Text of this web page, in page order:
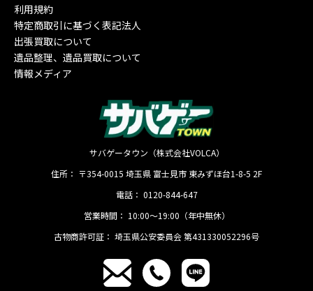
利用規約
特定商取引に基づく表記法人
出張買取について
遺品整理、遺品買取について
情報メディア
サバゲータウン（株式会社VOLCA）
住所： 〒354-0015 埼玉県 富士見市 東みずほ台1-8-5 2F
電話： 0120-844-647
営業時間： 10:00〜19:00（年中無休）
古物商許可証： 埼玉県公安委員会 第431330052296号